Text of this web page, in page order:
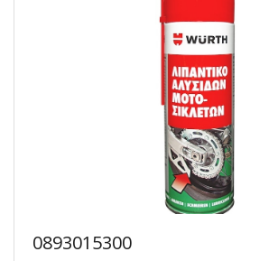
0893015300